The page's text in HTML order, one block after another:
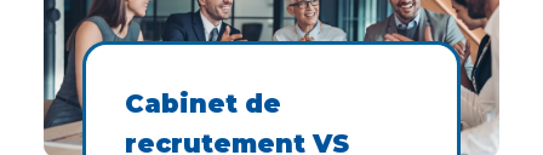
Cabinet de
recrutement VS